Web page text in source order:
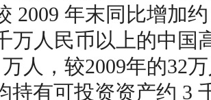
2009 年末同比增加
万人民币以上的中国
人，较2009年的32
持有可投资资产约 3